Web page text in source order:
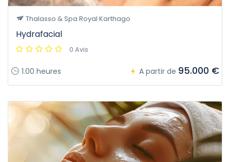
Thalasso & Spa Royal Karthago
Hydrafacial
0 Avis
1.00 heures A partir de 95.000 €